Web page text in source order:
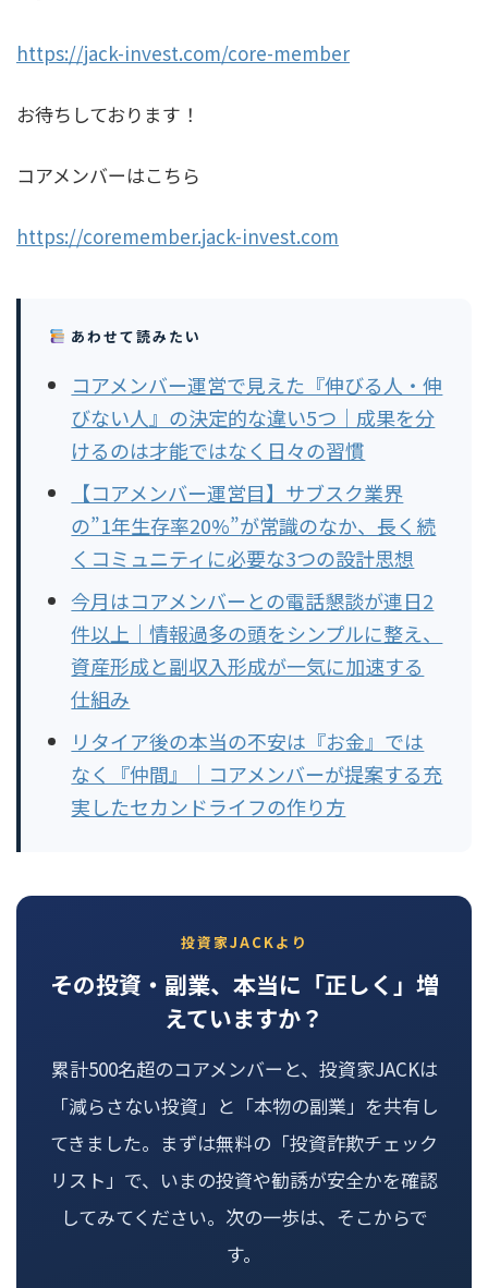
https://jack-invest.com/core-member
お待ちしております！
コアメンバーはこちら
https://coremember.jack-invest.com
あわせて読みたい
コアメンバー運営で見えた『伸びる人・伸
びない人』の決定的な違い5つ｜成果を分
けるのは才能ではなく日々の習慣
【コアメンバー運営目】サブスク業界
の”1年生存率20%”が常識のなか、長く続
くコミュニティに必要な3つの設計思想
今月はコアメンバーとの電話懇談が連日2
件以上｜情報過多の頭をシンプルに整え、
資産形成と副収入形成が一気に加速する
仕組み
リタイア後の本当の不安は『お金』では
なく『仲間』｜コアメンバーが提案する充
実したセカンドライフの作り方
投資家JACKより
その投資・副業、本当に「正しく」増
えていますか？
累計500名超のコアメンバーと、投資家JACKは
「減らさない投資」と「本物の副業」を共有し
てきました。まずは無料の「投資詐欺チェック
リスト」で、いまの投資や勧誘が安全かを確認
してみてください。次の一歩は、そこからで
す。